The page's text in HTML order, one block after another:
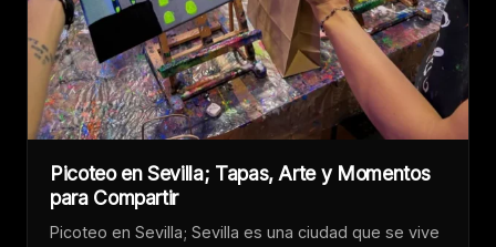
Picoteo en Sevilla; Tapas, Arte y Momentos
para Compartir
Picoteo en Sevilla; Sevilla es una ciudad que se vive